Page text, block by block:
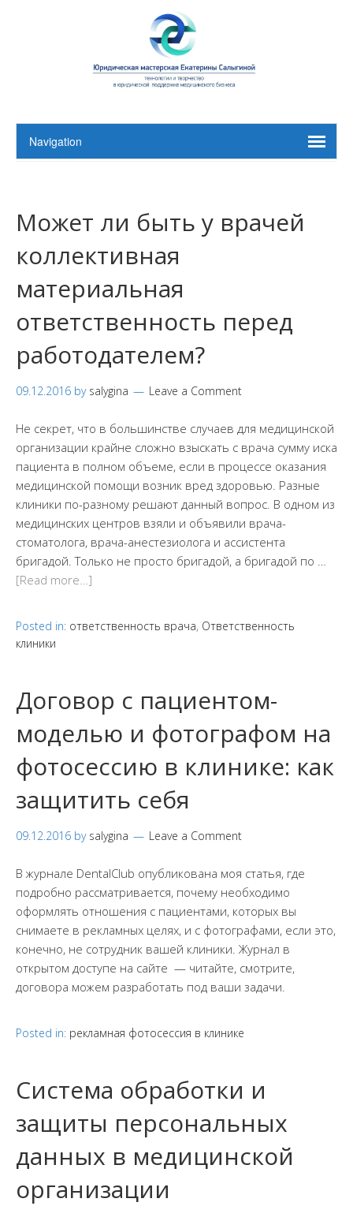
Может ли быть у врачей
коллективная
материальная
ответственность перед
работодателем?
09.12.2016 by salygina Leave a Comment
Не секрет, что в большинстве случаев для медицинской
организации крайне сложно взыскать с врача сумму иска
пациента в полном объеме, если в процессе оказания
медицинской помощи возник вред здоровью. Разные
клиники по-разному решают данный вопрос. В одном из
медицинских центров взяли и объявили врача-
стоматолога, врача-анестезиолога и ассистента
бригадой. Только не просто бригадой, а бригадой по …
[Read more…]
Posted in: ответственность врача, Ответственность
клиники
Договор с пациентом-
моделью и фотографом на
фотосессию в клинике: как
защитить себя
09.12.2016 by salygina Leave a Comment
В журнале DentalClub опубликована моя статья, где
подробно рассматривается, почему необходимо
оформлять отношения с пациентами, которых вы
снимаете в рекламных целях, и с фотографами, если это,
конечно, не сотрудник вашей клиники. Журнал в
открытом доступе на сайте — читайте, смотрите,
договора можем разработать под ваши задачи.
Posted in: рекламная фотосессия в клинике
Система обработки и
защиты персональных
данных в медицинской
организации